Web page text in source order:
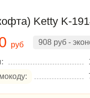
Ketty K-
руб 908 руб -